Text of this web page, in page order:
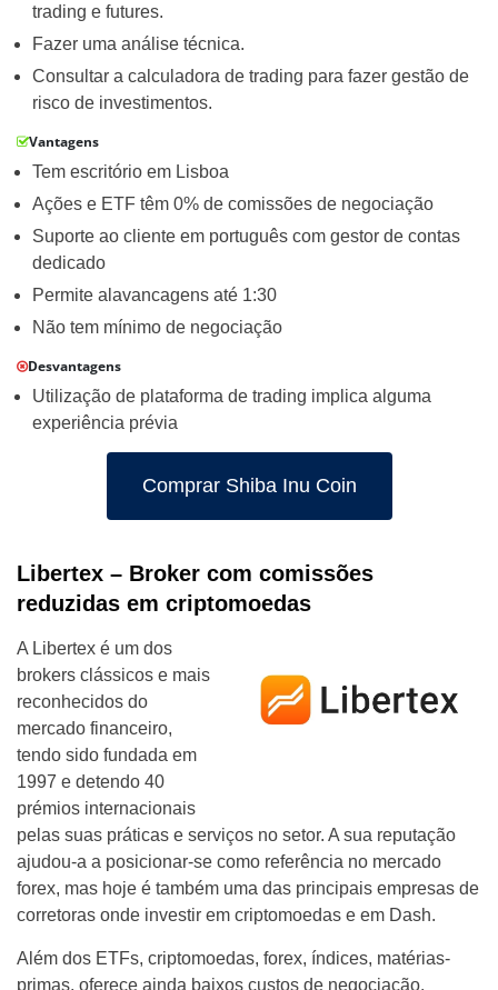
trading e futures.
Fazer uma análise técnica.
Consultar a calculadora de trading para fazer gestão de
risco de investimentos.
Vantagens
Tem escritório em Lisboa
Ações e ETF têm 0% de comissões de negociação
Suporte ao cliente em português com gestor de contas
dedicado
Permite alavancagens até 1:30
Não tem mínimo de negociação
Desvantagens
Utilização de plataforma de trading implica alguma
experiência prévia
Comprar Shiba Inu Coin
Libertex – Broker com comissões
reduzidas em criptomoedas
A Libertex é um dos
brokers clássicos e mais
reconhecidos do
mercado financeiro,
tendo sido fundada em
1997 e detendo 40
prémios internacionais
pelas suas práticas e serviços no setor. A sua reputação
ajudou-a a posicionar-se como referência no mercado
forex, mas hoje é também uma das principais empresas de
corretoras onde investir em criptomoedas e em Dash.
Além dos ETFs, criptomoedas, forex, índices, matérias-
primas, oferece ainda baixos custos de negociação.